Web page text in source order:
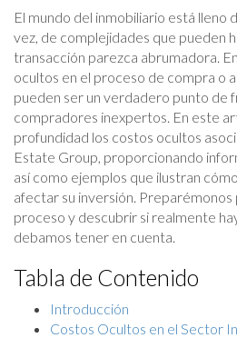
El mundo del inmobiliario está lleno
vez, de complejidades que pueden
transacción parezca abrumadora.
ocultos en el proceso de compra o
pueden ser un verdadero punto de
compradores inexpertos. En este
profundidad los costos ocultos
Estate Group, proporcionando
así como ejemplos que ilustran
afectar su inversión.
proceso y descubrir si realmente
debamos tener en cuenta.
Tabla de Contenido
Introducción
Costos Ocultos en el Sector